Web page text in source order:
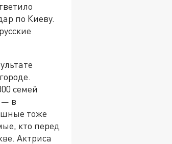
по Киеву.
семей
— в
тоже
кто перед
Актриса